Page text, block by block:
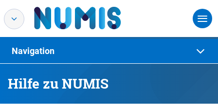
Hilfe zu NUMIS
Navigation